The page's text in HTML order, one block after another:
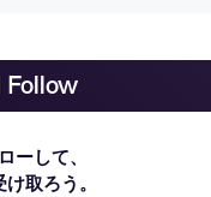
Follow
ーして、
取ろう。